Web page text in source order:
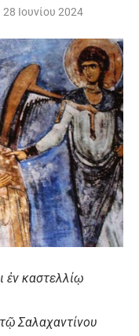
28 Ιουνίου 2024
ἐν καστελλίῳ
Σαλαχαντίνου